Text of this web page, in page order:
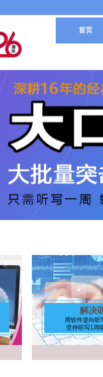
首页
解决
用软件逆向听
坚持听写1周